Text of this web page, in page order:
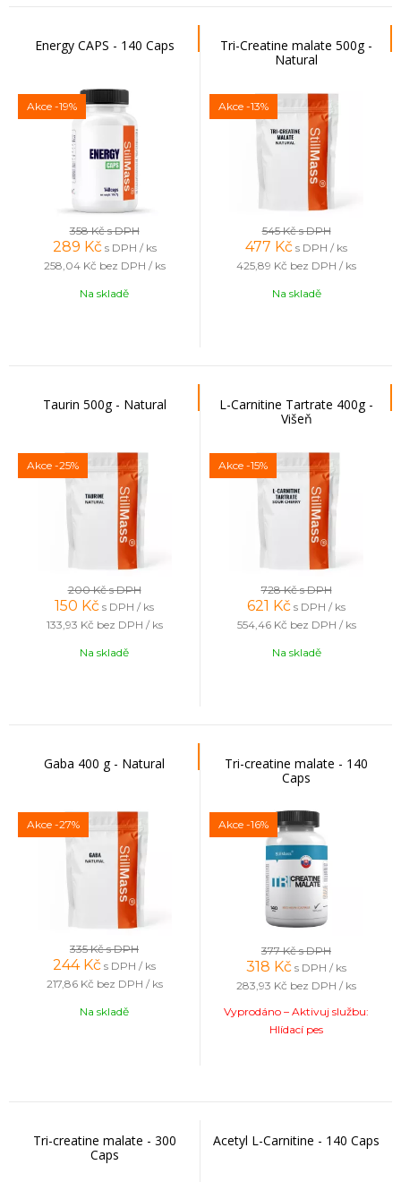
Energy CAPS - 140 Caps
Akce -19%
358 Kčs DPH
289 Kč s DPH / ks
258,04 Kč bez DPH / ks
Na skladě
Tri-Creatine malate 500g -
Natural
Akce -13%
545 Kčs DPH
477 Kč s DPH / ks
425,89 Kč bez DPH / ks
Na skladě
Taurin 500g - Natural
Akce -25%
200 Kčs DPH
150 Kč s DPH / ks
133,93 Kč bez DPH / ks
Na skladě
L-Carnitine Tartrate 400g -
Višeň
Akce -15%
728 Kčs DPH
621 Kč s DPH / ks
554,46 Kč bez DPH / ks
Na skladě
Gaba 400 g - Natural
Akce -27%
335 Kčs DPH
244 Kč s DPH / ks
217,86 Kč bez DPH / ks
Na skladě
Tri-creatine malate - 140
Caps
Akce -16%
377 Kčs DPH
318 Kč s DPH / ks
283,93 Kč bez DPH / ks
Vyprodáno – Aktivuj službu:
Hlídací pes
Tri-creatine malate - 300
Caps
Acetyl L-Carnitine - 140 Caps